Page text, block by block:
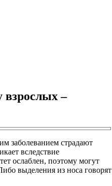
взрослых –
заболеванием страдают
вследствие
ослаблен, поэтому могут
выделения из носа говорят